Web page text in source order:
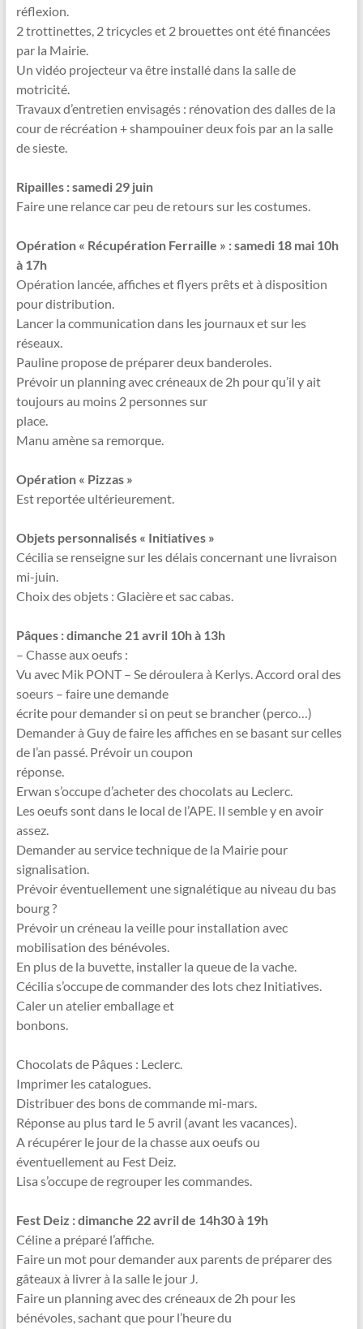
réflexion.
2 trottinettes, 2 tricycles et 2 brouettes ont été financées
par la Mairie.
Un vidéo projecteur va être installé dans la salle de
motricité.
Travaux d’entretien envisagés : rénovation des dalles de la
cour de récréation + shampouiner deux fois par an la salle
de sieste.
Ripailles : samedi 29 juin
Faire une relance car peu de retours sur les costumes.
Opération « Récupération Ferraille » : samedi 18 mai 10h
à 17h
Opération lancée, affiches et flyers prêts et à disposition
pour distribution.
Lancer la communication dans les journaux et sur les
réseaux.
Pauline propose de préparer deux banderoles.
Prévoir un planning avec créneaux de 2h pour qu’il y ait
toujours au moins 2 personnes sur
place.
Manu amène sa remorque.
Opération « Pizzas »
Est reportée ultérieurement.
Objets personnalisés « Initiatives »
Cécilia se renseigne sur les délais concernant une livraison
mi-juin.
Choix des objets : Glacière et sac cabas.
Pâques : dimanche 21 avril 10h à 13h
– Chasse aux oeufs :
Vu avec Mik PONT – Se déroulera à Kerlys. Accord oral des
soeurs – faire une demande
écrite pour demander si on peut se brancher (perco…)
Demander à Guy de faire les affiches en se basant sur celles
de l’an passé. Prévoir un coupon
réponse.
Erwan s’occupe d’acheter des chocolats au Leclerc.
Les oeufs sont dans le local de l’APE. Il semble y en avoir
assez.
Demander au service technique de la Mairie pour
signalisation.
Prévoir éventuellement une signalétique au niveau du bas
bourg ?
Prévoir un créneau la veille pour installation avec
mobilisation des bénévoles.
En plus de la buvette, installer la queue de la vache.
Cécilia s’occupe de commander des lots chez Initiatives.
Caler un atelier emballage et
bonbons.
Chocolats de Pâques : Leclerc.
Imprimer les catalogues.
Distribuer des bons de commande mi-mars.
Réponse au plus tard le 5 avril (avant les vacances).
A récupérer le jour de la chasse aux oeufs ou
éventuellement au Fest Deiz.
Lisa s’occupe de regrouper les commandes.
Fest Deiz : dimanche 22 avril de 14h30 à 19h
Céline a préparé l’affiche.
Faire un mot pour demander aux parents de préparer des
gâteaux à livrer à la salle le jour J.
Faire un planning avec des créneaux de 2h pour les
bénévoles, sachant que pour l’heure du